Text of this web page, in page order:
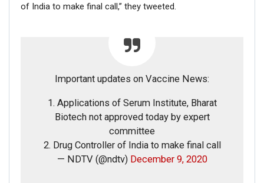
of India to make final call,” they tweeted.
Important updates on Vaccine News:
1. Applications of Serum Institute, Bharat
Biotech not approved today by expert
committee
2. Drug Controller of India to make final call
— NDTV (@ndtv) December 9, 2020